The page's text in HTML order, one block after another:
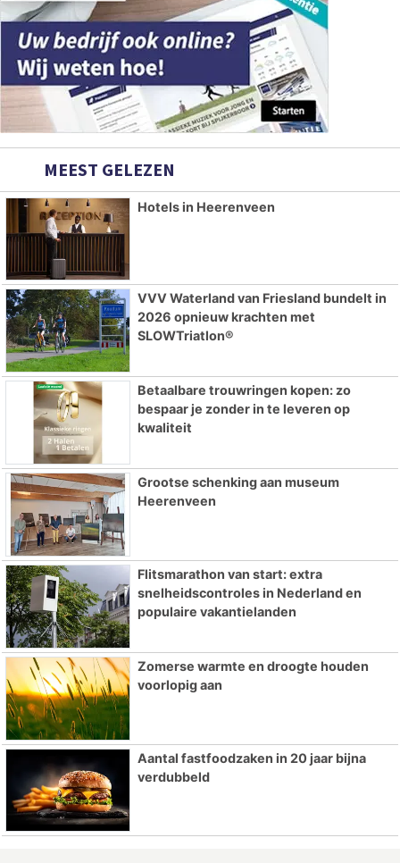
MEEST GELEZEN
Hotels in Heerenveen
VVV Waterland van Friesland bundelt in
2026 opnieuw krachten met
SLOWTriatlon®
Betaalbare trouwringen kopen: zo
bespaar je zonder in te leveren op
kwaliteit
Grootse schenking aan museum
Heerenveen
Flitsmarathon van start: extra
snelheidscontroles in Nederland en
populaire vakantielanden
Zomerse warmte en droogte houden
voorlopig aan
Aantal fastfoodzaken in 20 jaar bijna
verdubbeld